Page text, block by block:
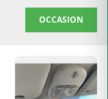
OCCASION